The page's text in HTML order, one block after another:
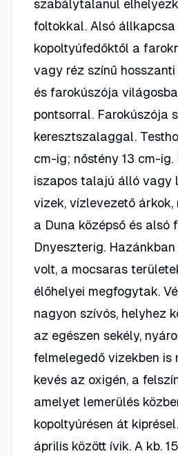
szabálytalanul
foltokkal. Alsó állkapcsa
kopoltyúfedőktől a
vagy réz színű
és farokúszója
pontsorral. Farokúszója
keresztszalaggal.
cm-ig; nőstény 13 cm-ig.
iszapos talajú álló vagy
vizek, vízlevezető árkok,
a Duna középső és alsó
Dnyeszterig.
volt, a mocsaras
élőhelyei megfogytak.
nagyon szívós, helyhez
az egészen sekély,
felmelegedő vizekben is
kevés az oxigén, a
amelyet lemerülés
kopoltyúrésen át
április között ívik. A kb.